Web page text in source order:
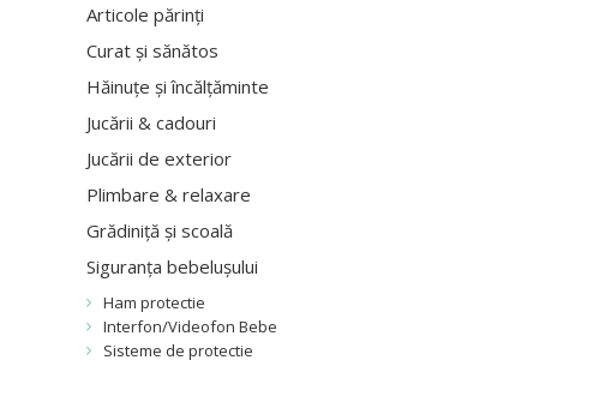
Articole părinți
Curat și sănătos
Hăinuțe și încălțăminte
Jucării & cadouri
Jucării de exterior
Plimbare & relaxare
Grădiniță și scoală
Siguranța bebelușului
Ham protectie
Interfon/Videofon Bebe
Sisteme de protectie